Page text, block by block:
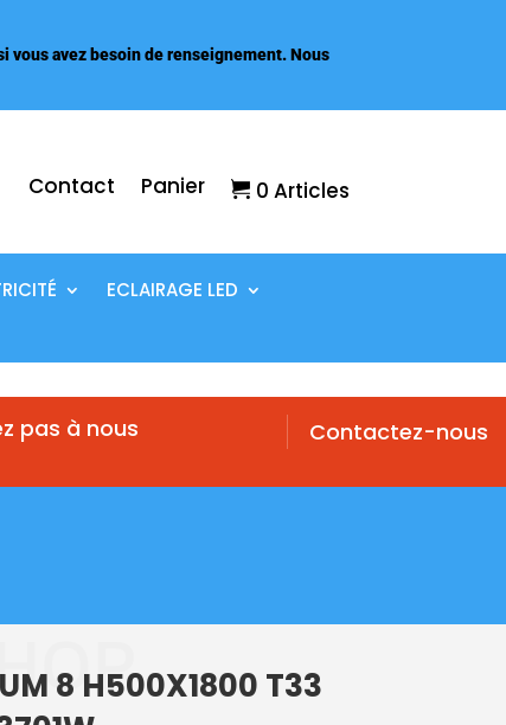
vous avez besoin de renseignement. Nous
Contact Panier 0 Articles
ECLAIRAGE LED
Contactez-nous
pas à nous
8 H500X1800 T33